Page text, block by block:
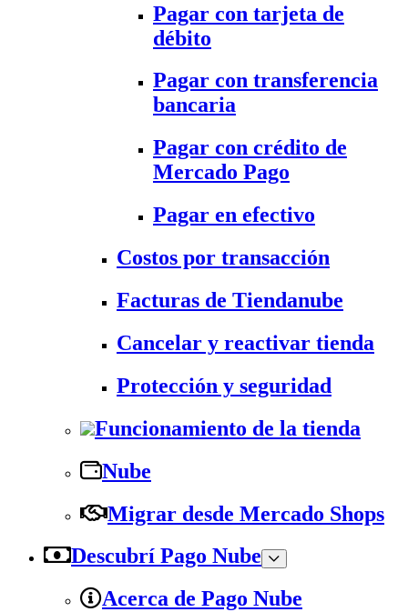
Pagar con tarjeta de
débito
Pagar con transferencia
bancaria
Pagar con crédito de
Mercado Pago
Pagar en efectivo
Costos por transacción
Facturas de Tiendanube
Cancelar y reactivar tienda
Protección y seguridad
Funcionamiento de la tienda
Nube
Migrar desde Mercado Shops
Descubrí Pago Nube
Acerca de Pago Nube